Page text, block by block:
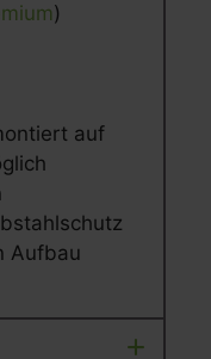
)
auf
Aufbau